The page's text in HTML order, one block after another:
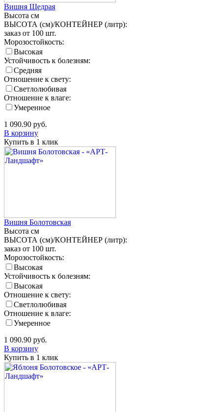
Вишня Щедрая
Высота см
ВЫСОТА (см)/КОНТЕЙНЕР (литр):
заказ от 100 шт.
Морозостойкость:
Высокая
Устойчивость к болезням:
Средняя
Отношение к свету:
Светлолюбивая
Отношение к влаге:
Умеренное
1 090.90 руб.
В корзину
Купить в 1 клик
Вишня Болотовская
Высота см
ВЫСОТА (см)/КОНТЕЙНЕР (литр):
заказ от 100 шт.
Морозостойкость:
Высокая
Устойчивость к болезням:
Высокая
Отношение к свету:
Светлолюбивая
Отношение к влаге:
Умеренное
1 090.90 руб.
В корзину
Купить в 1 клик